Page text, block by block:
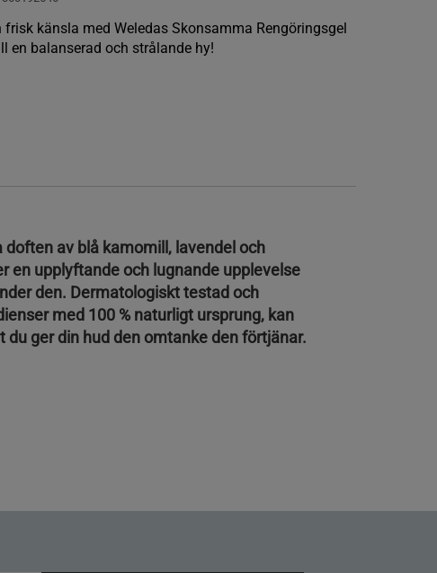
frisk känsla med Weledas Skonsamma Rengöringsgel
en balanserad och strålande hy!
doften av blå kamomill, lavendel och
en upplyftande och lugnande upplevelse
den. Dermatologiskt testad och
med 100 % naturligt ursprung, kan
du ger din hud den omtanke den förtjänar.